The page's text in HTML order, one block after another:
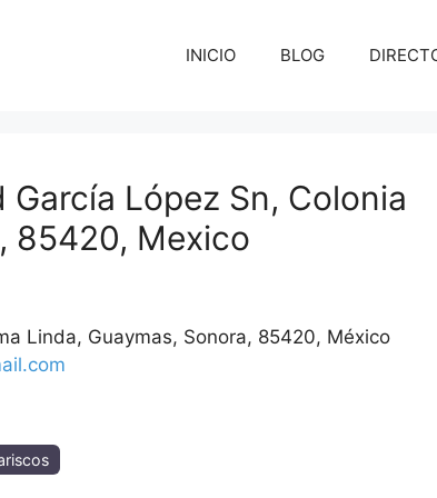
INICIO BLOG
García López Sn, Colonia
85420, Mexico
Linda Guaymas Sonora 85420 México